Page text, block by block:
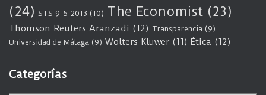
(24) STS 9-5-2013 (10) The Economist (23)
Thomson Reuters Aranzadi (12) Transparencia (9)
Universidad de Málaga (9) Wolters Kluwer (11) Ética (12)
Categorías